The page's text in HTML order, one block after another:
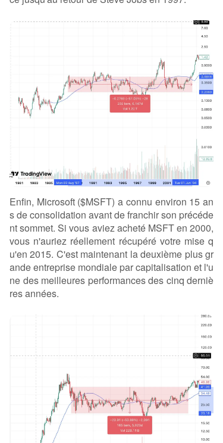
Enfin, Microsoft ($MSFT) a connu environ 15 an
s de consolidation avant de franchir son précéde
nt sommet. Si vous aviez acheté MSFT en 2000,
vous n'auriez réellement récupéré votre mise q
u'en 2015. C'est maintenant la deuxième plus gr
ande entreprise mondiale par capitalisation et l'u
ne des meilleures performances des cinq derniè
res années.